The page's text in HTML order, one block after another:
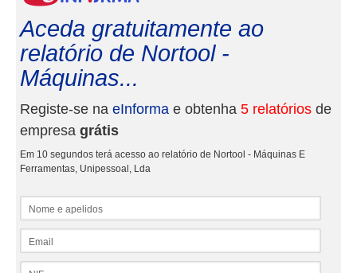
Aceda gratuitamente ao
relatório de Nortool -
Máquinas...
Registe-se na eInforma e obtenha 5 relatórios de
empresa grátis
Em 10 segundos terá acesso ao relatório de Nortool - Máquinas E
Ferramentas, Unipessoal, Lda